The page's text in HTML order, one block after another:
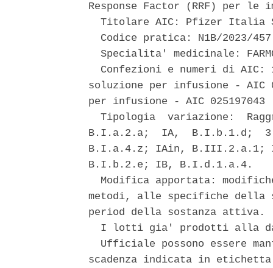
Response Factor (RRF) per le
Titolare AIC: Pfizer
Codice pratica: N1B/2023/
Specialita' medicinale:
Confezioni e numeri di AIC:
soluzione per infusione - AIC
per infusione - AIC 025197043
Tipologia  variazione:
B.I.a.2.a;  IA,  B.I.b.1.d;
B.I.a.4.z; IAin,
B.I.b.2.e; IB, B.I.d.1.a.4.
Modifica apportata:
metodi, alle specifiche della
period della sostanza attiva.
I lotti gia' prodotti alla
Ufficiale possono essere
scadenza indicata in